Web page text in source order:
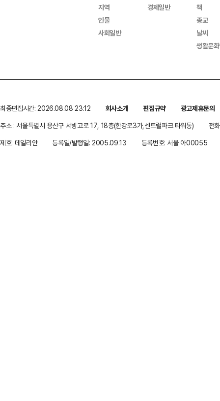
지역
인물
사회일반
경제일반
책
종교
날씨
생활문
최종편집시간: 2026.08.08 23:12 회사소개 편집규약
광고제휴문의
주소 : 서울특별시 용산구 서빙고로 17, 18층(한강로3가,센트럴파크 타워동)
전
제호: 데일리안
등록일/발행일: 2005.09.13 등록번호: 서울 아00055